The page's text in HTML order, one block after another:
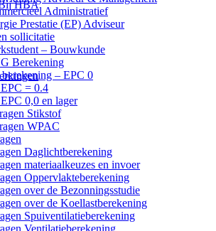
HBA
Administratief
Prestatie (EP) Adviseur
sollicitatie
– Bouwkunde
Berekening
– EPC 0
= 0.4
0,0 en lager
Stikstof
WPAC
Daglichtberekening
materiaalkeuzes en invoer
Oppervlakteberekening
over de Bezonningsstudie
over de Koellastberekening
Spuiventilatieberekening
Ventilatieberekening